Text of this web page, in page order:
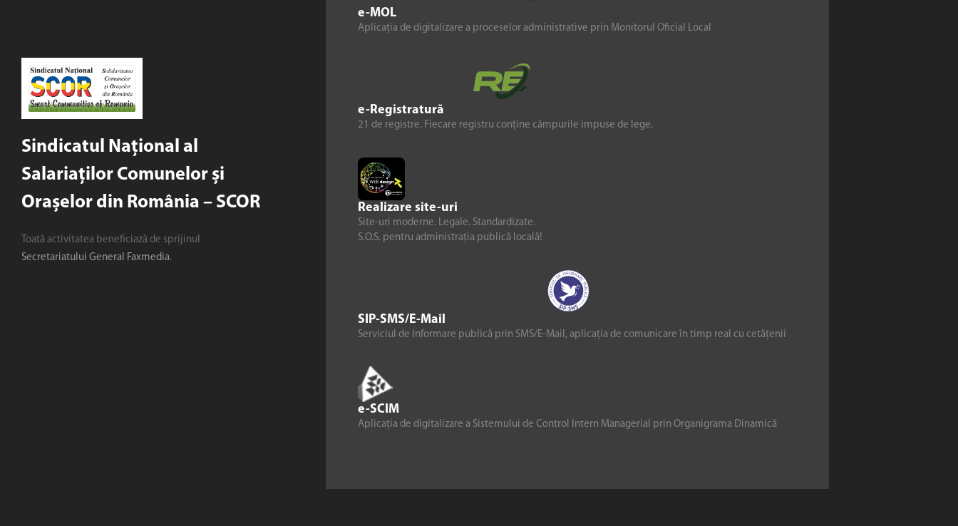
Sindicatul Național al
Salariaților Comunelor și
Orașelor din România – SCOR
Toată activitatea beneficiază de sprijinul
Secretariatului General Faxmedia.
e-MOL
Aplicația de digitalizare a proceselor administrative prin Monitorul Oficial Local
e-Registratură
21 de registre. Fiecare registru conține câmpurile impuse de lege.
Realizare site-uri
Site-uri moderne. Legale. Standardizate.
S.O.S. pentru administrația publică locală!
SIP-SMS/E-Mail
Serviciul de Informare publică prin SMS/E-Mail, aplicația de comunicare în timp real cu cetățenii
e-SCIM
Aplicația de digitalizare a Sistemului de Control Intern Managerial prin Organigrama Dinamică